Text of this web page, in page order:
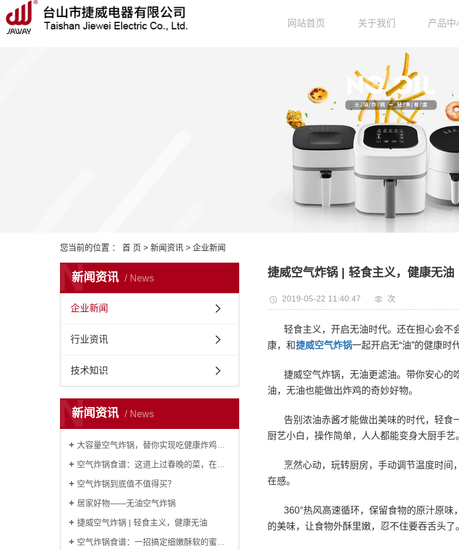
Warning: file_put_contents(/home/jwdq1jnwbd1q/wwwroot/source/cache/license_cache.php): failed to open stream: Permission denied in /
网站首页 关于我们 产品中
您当前的位置 ： 首 页 > 新闻资讯 > 企业新闻
新闻资讯 News
N
企业新闻
行业资讯
技术知识
新闻资讯 News
N
大容量空气炸锅，替你实现吃健康炸鸡的美梦！
空气炸锅食谱：这道上过春晚的菜，在家用炸锅轻松做！
空气炸锅到底值不值得买？
居家好物——无油空气炸锅
捷威空气炸锅 | 轻食主义，健康无油
空气炸锅食谱：一招搞定细嫩酥软的蜜汁烤排骨！
捷威空气炸锅 | 轻食主义，健康无油
2019-05-22 11:40:47 次
轻食主义，开启无油时代。还在担心会不
康，和捷威空气炸锅一起开启无“油”的健康时代
捷威空气炸锅，无油更滤油。带你安心的
油，无油也能做出炸鸡的奇妙好物。
告别浓油赤酱才能做出美味的时代，轻食
厨艺小白，操作简单，人人都能变身大厨手艺。
烹然心动，玩转厨房，手动调节温度时
在感。
360°热风高速循环，保留食物的原汁原
的美味，让食物外酥里嫩，忍不住要吞舌头了。